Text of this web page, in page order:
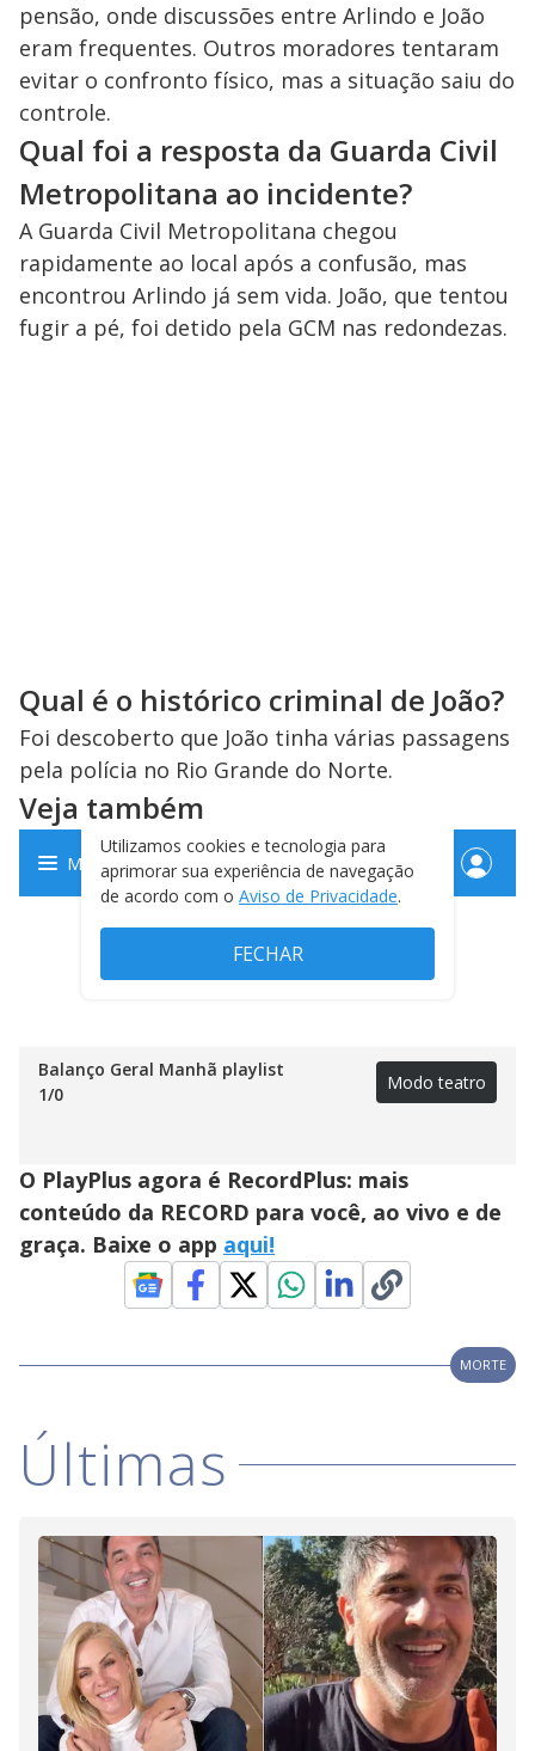
pensão, onde discussões entre Arlindo e João
eram frequentes. Outros moradores tentaram
evitar o confronto físico, mas a situação saiu do
controle.
Qual foi a resposta da Guarda Civil
Metropolitana ao incidente?
A Guarda Civil Metropolitana chegou
rapidamente ao local após a confusão, mas
encontrou Arlindo já sem vida. João, que tentou
fugir a pé, foi detido pela GCM nas redondezas.
Qual é o histórico criminal de João?
Foi descoberto que João tinha várias passagens
pela polícia no Rio Grande do Norte.
Veja também
Balanço Geral Manhã playlist
1/0
Modo teatro
O PlayPlus agora é RecordPlus: mais
conteúdo da RECORD para você, ao vivo e de
graça. Baixe o app aqui!
MORTE
Últimas